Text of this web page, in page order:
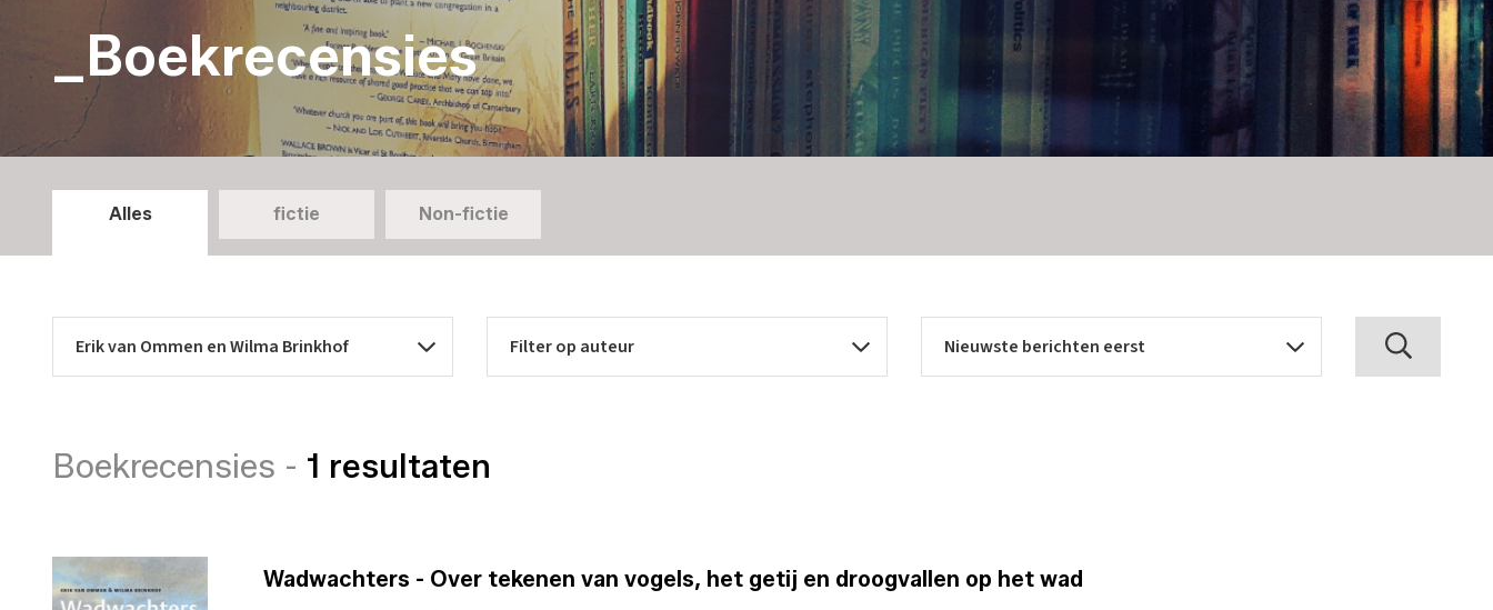
_Boekrecensies
Alles fictie Non-fictie
Boekrecensies - 1 resultaten
Wadwachters - Over tekenen van vogels, het getij en droogvallen op het wad